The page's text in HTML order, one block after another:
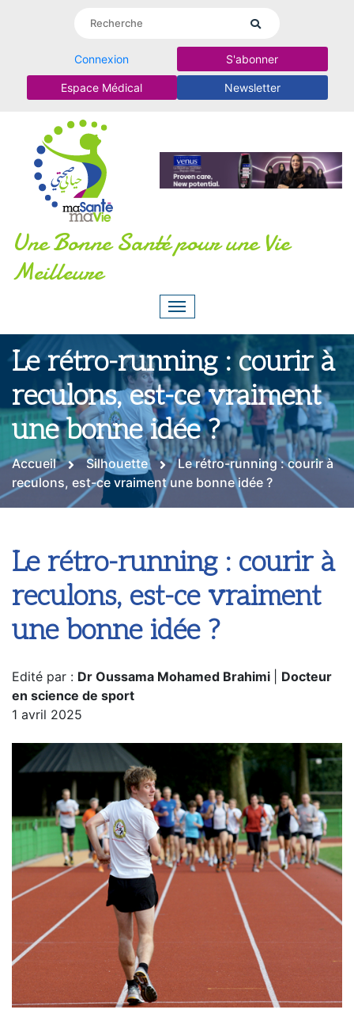
Connexion S'abonner
Espace Médical Newsletter
Une Bonne Santé pour une Vie
Meilleure
Le rétro-running : courir à
reculons, est-ce vraiment
une bonne idée ?
Accueil Silhouette
Le rétro-running : courir à
reculons, est-ce vraiment une bonne idée ?
Le rétro-running : courir à
reculons, est-ce vraiment
une bonne idée ?
Edité par : Dr Oussama Mohamed Brahimi
Docteur
en science de sport
1 avril 2025